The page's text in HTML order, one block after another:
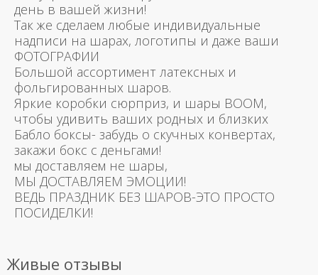
день в вашей жизни!
Так же сделаем любые индивидуальные
надписи на шарах, логотипы и даже ваши
ФОТОГРАФИИ
Большой ассортимент латексных и
фольгированных шаров.
Яркие коробки сюрприз, и шары BOOM,
чтобы удивить ваших родных и близких
Бабло боксы- забудь о скучных конвертах,
закажи бокс с деньгами!
мы доставляем не шары,
МЫ ДОСТАВЛЯЕМ ЭМОЦИИ!
ВЕДЬ ПРАЗДНИК БЕЗ ШАРОВ-ЭТО ПРОСТО
ПОСИДЕЛКИ!
Живые отзывы